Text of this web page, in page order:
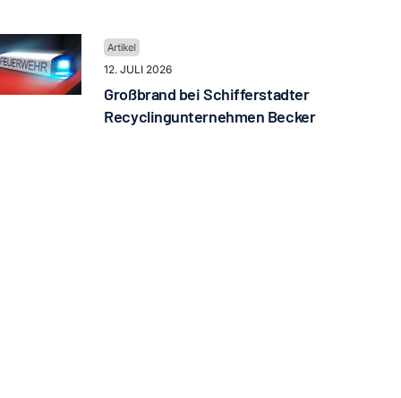
12. JULI 2026
Großbrand bei Schifferstadter
Recyclingunternehmen Becker